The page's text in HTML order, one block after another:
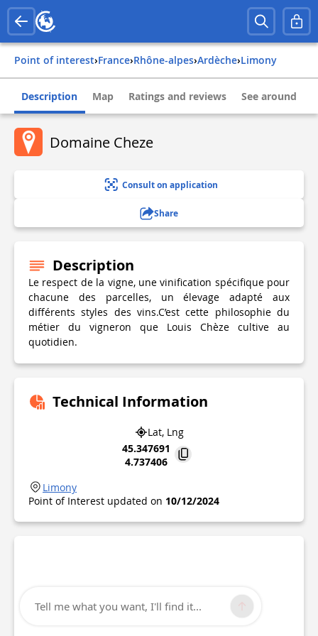
Point of interest› france› rhône-alpes› ardèche› limony
Description Map Ratings and reviews See around
Domaine Cheze
Consult on application
Share
Description
Le respect de la vigne, une vinification spécifique pour
chacune des parcelles, un élevage adapté aux
différents styles des vins.C’est cette philosophie du
métier du vigneron que Louis Chèze cultive au
quotidien.
Technical Information
Lat, Lng
45.347691
4.737406
Limony
Point of Interest updated on 10/12/2024
Tell me what you want, I'll find it...